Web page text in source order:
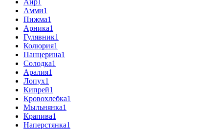
Аир1
Амми1
Пижма1
Арника1
Гулявник1
Колюрия1
Панцерина1
Солодка1
Аралия1
Лопух1
Кипрей1
Кровохлебка1
Мыльнянка1
Крапива1
Наперстянка1